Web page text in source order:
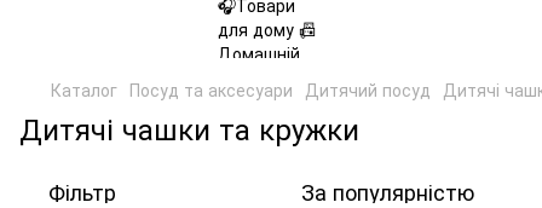
Каталог Посуд та аксесуари Дитячий посуд Дитячі
Дитячі чашки та кружки
Фільтр За популярністю